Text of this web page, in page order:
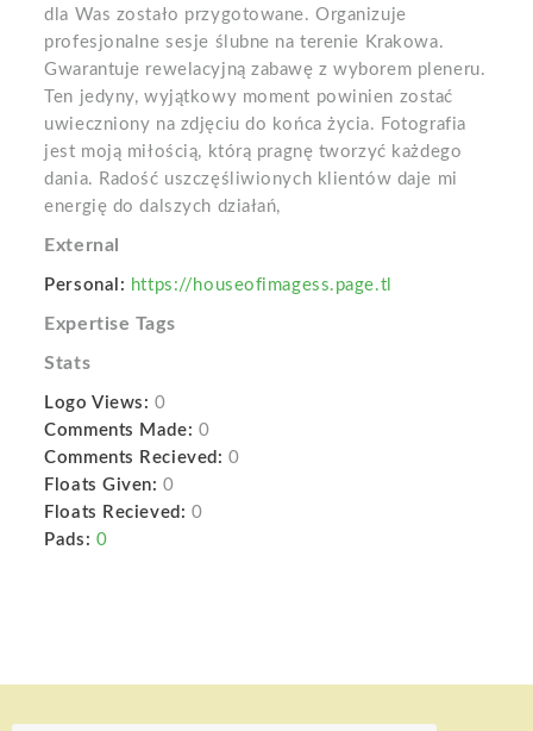
dla Was zostało przygotowane. Organizuje
profesjonalne sesje ślubne na terenie Krakowa.
Gwarantuje rewelacyjną zabawę z wyborem pleneru.
Ten jedyny, wyjątkowy moment powinien zostać
uwieczniony na zdjęciu do końca życia. Fotografia
jest moją miłością, którą pragnę tworzyć każdego
dania. Radość uszczęśliwionych klientów daje mi
energię do dalszych działań,
External
Personal: https://houseofimagess.page.tl
Expertise Tags
Stats
Logo Views: 0
Comments Made: 0
Comments Recieved: 0
Floats Given: 0
Floats Recieved: 0
Pads: 0